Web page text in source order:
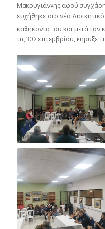
Μακρυγιάννης αφού
ευχήθηκε στο νέο
καθήκοντα του και μετά τον
τις 30 Σεπτεμβρίου, κήρυξε